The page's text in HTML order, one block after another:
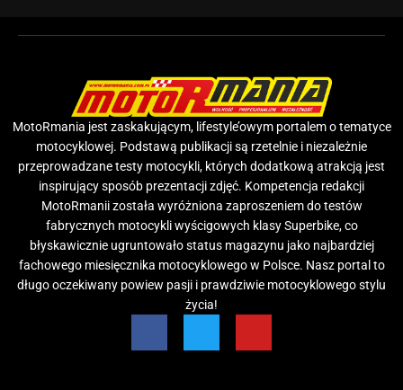
MotoRmania jest zaskakującym, lifestyle’owym portalem o tematyce
motocyklowej. Podstawą publikacji są rzetelnie i niezależnie
przeprowadzane testy motocykli, których dodatkową atrakcją jest
inspirujący sposób prezentacji zdjęć. Kompetencja redakcji
MotoRmanii została wyróżniona zaproszeniem do testów
fabrycznych motocykli wyścigowych klasy Superbike, co
błyskawicznie ugruntowało status magazynu jako najbardziej
fachowego miesięcznika motocyklowego w Polsce. Nasz portal to
długo oczekiwany powiew pasji i prawdziwie motocyklowego stylu
życia!